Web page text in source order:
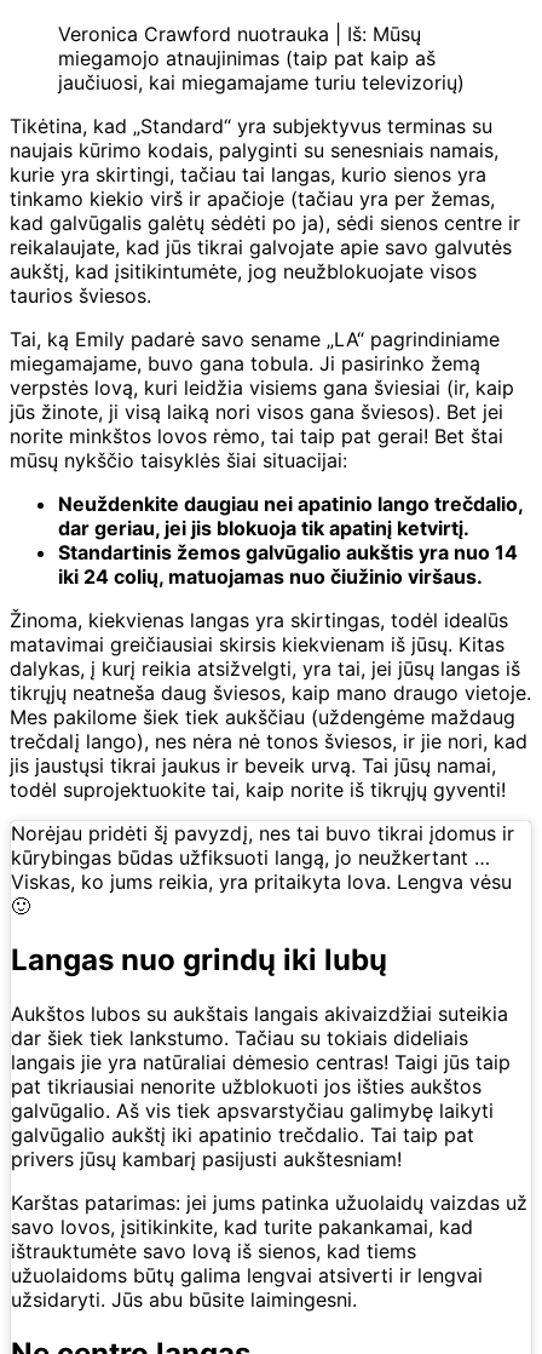
Veronica Crawford nuotrauka | Iš: Mūsų
miegamojo atnaujinimas (taip pat kaip aš
jaučiuosi, kai miegamajame turiu televizorių)
Tikėtina, kad „Standard“ yra subjektyvus terminas su
naujais kūrimo kodais, palyginti su senesniais namais,
kurie yra skirtingi, tačiau tai langas, kurio sienos yra
tinkamo kiekio virš ir apačioje (tačiau yra per žemas,
kad galvūgalis galėtų sėdėti po ja), sėdi sienos centre ir
reikalaujate, kad jūs tikrai galvojate apie savo galvutės
aukštį, kad įsitikintumėte, jog neužblokuojate visos
taurios šviesos.
Tai, ką Emily padarė savo sename „LA“ pagrindiniame
miegamajame, buvo gana tobula. Ji pasirinko žemą
verpstės lovą, kuri leidžia visiems gana šviesiai (ir, kaip
jūs žinote, ji visą laiką nori visos gana šviesos). Bet jei
norite minkštos lovos rėmo, tai taip pat gerai! Bet štai
mūsų nykščio taisyklės šiai situacijai:
Neuždenkite daugiau nei apatinio lango trečdalio,
dar geriau, jei jis blokuoja tik apatinį ketvirtį.
Standartinis žemos galvūgalio aukštis yra nuo 14
iki 24 colių, matuojamas nuo čiužinio viršaus.
Žinoma, kiekvienas langas yra skirtingas, todėl idealūs
matavimai greičiausiai skirsis kiekvienam iš jūsų. Kitas
dalykas, į kurį reikia atsižvelgti, yra tai, jei jūsų langas iš
tikrųjų neatneša daug šviesos, kaip mano draugo vietoje.
Mes pakilome šiek tiek aukščiau (uždengėme maždaug
trečdalį lango), nes nėra nė tonos šviesos, ir jie nori, kad
jis jaustųsi tikrai jaukus ir beveik urvą. Tai jūsų namai,
todėl suprojektuokite tai, kaip norite iš tikrųjų gyventi!
Norėjau pridėti šį pavyzdį, nes tai buvo tikrai įdomus ir
kūrybingas būdas užfiksuoti langą, jo neužkertant …
Viskas, ko jums reikia, yra pritaikyta lova. Lengva vėsu
🙂
Langas nuo grindų iki lubų
Aukštos lubos su aukštais langais akivaizdžiai suteikia
dar šiek tiek lankstumo. Tačiau su tokiais dideliais
langais jie yra natūraliai dėmesio centras! Taigi jūs taip
pat tikriausiai nenorite užblokuoti jos išties aukštos
galvūgalio. Aš vis tiek apsvarstyčiau galimybę laikyti
galvūgalio aukštį iki apatinio trečdalio. Tai taip pat
privers jūsų kambarį pasijusti aukštesniam!
Karštas patarimas: jei jums patinka užuolaidų vaizdas už
savo lovos, įsitikinkite, kad turite pakankamai, kad
ištrauktumėte savo lovą iš sienos, kad tiems
užuolaidoms būtų galima lengvai atsiverti ir lengvai
užsidaryti. Jūs abu būsite laimingesni.